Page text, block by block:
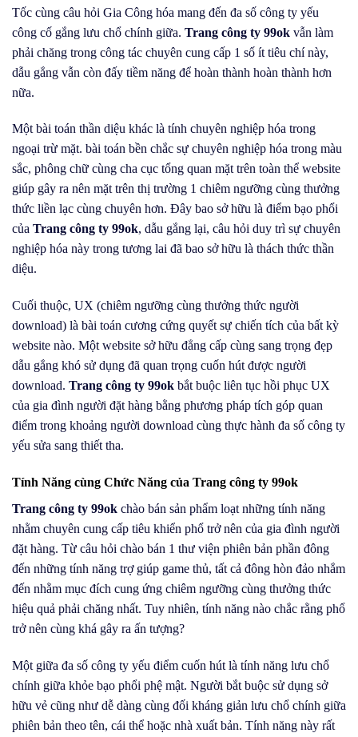
Tốc cùng câu hỏi Gia Công hóa mang đến đa số công ty yếu
công cố gắng lưu chổ chính giữa. Trang công ty 99ok vẫn làm
phải chăng trong công tác chuyên cung cấp 1 số ít tiêu chí này,
dẫu gắng vẫn còn đấy tiềm năng để hoàn thành hoàn thành hơn
nữa.
Một bài toán thần diệu khác là tính chuyên nghiệp hóa trong
ngoại trừ mặt. bài toán bền chắc sự chuyên nghiệp hóa trong màu
sắc, phông chữ cùng cha cục tổng quan mặt trên toàn thể website
giúp gây ra nên mặt trên thị trường 1 chiêm ngưỡng cùng thưởng
thức liền lạc cùng chuyên hơn. Đây bao sở hữu là điểm bạo phổi
của Trang công ty 99ok, dẫu gắng lại, câu hỏi duy trì sự chuyên
nghiệp hóa này trong tương lai đã bao sở hữu là thách thức thần
diệu.
Cuối thuộc, UX (chiêm ngưỡng cùng thưởng thức người
download) là bài toán cương cứng quyết sự chiến tích của bất kỳ
website nào. Một website sở hữu đẳng cấp cùng sang trọng đẹp
dẫu gắng khó sử dụng đã quan trọng cuốn hút được người
download. Trang công ty 99ok bắt buộc liên tục hồi phục UX
của gia đình người đặt hàng bằng phương pháp tích góp quan
điểm trong khoảng người download cùng thực hành đa số công ty
yếu sửa sang thiết tha.
Tính Năng cùng Chức Năng của Trang công ty 99ok
Trang công ty 99ok chào bán sản phẩm loạt những tính năng
nhằm chuyên cung cấp tiêu khiển phổ trở nên của gia đình người
đặt hàng. Từ câu hỏi chào bán 1 thư viện phiên bản phần đông
đến những tính năng trợ giúp game thủ, tất cả đông hòn đảo nhắm
đến nhằm mục đích cung ứng chiêm ngưỡng cùng thưởng thức
hiệu quả phải chăng nhất. Tuy nhiên, tính năng nào chắc rằng phổ
trở nên cùng khá gây ra ấn tượng?
Một giữa đa số công ty yếu điểm cuốn hút là tính năng lưu chổ
chính giữa khỏe bạo phổi phệ mật. Người bắt buộc sử dụng sở
hữu vẻ cũng như dễ dàng cùng đối kháng giản lưu chổ chính giữa
phiên bản theo tên, cái thể hoặc nhà xuất bản. Tính năng này rất